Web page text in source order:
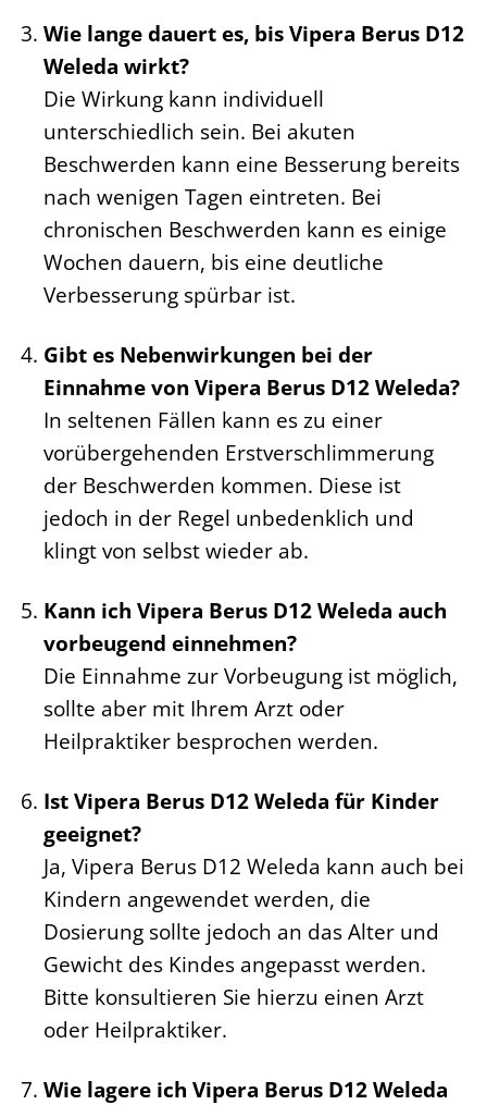
Wie lange dauert es, bis Vipera Berus D12
Weleda wirkt?
Die Wirkung kann individuell
unterschiedlich sein. Bei akuten
Beschwerden kann eine Besserung bereits
nach wenigen Tagen eintreten. Bei
chronischen Beschwerden kann es einige
Wochen dauern, bis eine deutliche
Verbesserung spürbar ist.
Gibt es Nebenwirkungen bei der
Einnahme von Vipera Berus D12 Weleda?
In seltenen Fällen kann es zu einer
vorübergehenden Erstverschlimmerung
der Beschwerden kommen. Diese ist
jedoch in der Regel unbedenklich und
klingt von selbst wieder ab.
Kann ich Vipera Berus D12 Weleda auch
vorbeugend einnehmen?
Die Einnahme zur Vorbeugung ist möglich,
sollte aber mit Ihrem Arzt oder
Heilpraktiker besprochen werden.
Ist Vipera Berus D12 Weleda für Kinder
geeignet?
Ja, Vipera Berus D12 Weleda kann auch bei
Kindern angewendet werden, die
Dosierung sollte jedoch an das Alter und
Gewicht des Kindes angepasst werden.
Bitte konsultieren Sie hierzu einen Arzt
oder Heilpraktiker.
Wie lagere ich Vipera Berus D12 Weleda